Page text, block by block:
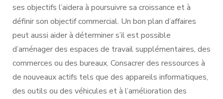
ses objectifs l’aidera à poursuivre sa croissance et à
définir son objectif commercial. Un bon plan d’affaires
peut aussi aider à déterminer s’il est possible
d’aménager des espaces de travail supplémentaires, des
commerces ou des bureaux. Consacrer des ressources à
de nouveaux actifs tels que des appareils informatiques,
des outils ou des véhicules et à l’amélioration des